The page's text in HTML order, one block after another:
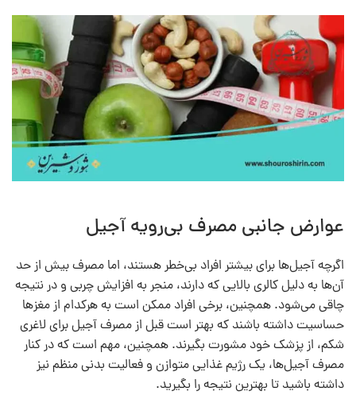
عوارض جانبی مصرف بی‌رویه آجیل
اگرچه آجیل‌ها برای بیشتر افراد بی‌خطر هستند، اما مصرف بیش از حد
آن‌ها به دلیل کالری بالایی که دارند، منجر به افزایش چربی و در نتیجه
چاقی می‌شود. همچنین، برخی افراد ممکن است به هرکدام از مغزها
حساسیت داشته باشند که بهتر است قبل از مصرف آجیل برای لاغری
شکم، از پزشک خود مشورت بگیرند. همچنین، مهم است که در کنار
مصرف آجیل‌ها، یک رژیم غذایی متوازن و فعالیت بدنی منظم نیز
داشته باشید تا بهترین نتیجه را بگیرید.